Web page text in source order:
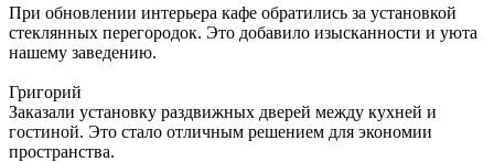
При обновлении интерьера кафе обратились за установкой
стеклянных перегородок. Это добавило изысканности и уюта
нашему заведению.
Григорий
Заказали установку раздвижных дверей между кухней и
гостиной. Это стало отличным решением для экономии
пространства.